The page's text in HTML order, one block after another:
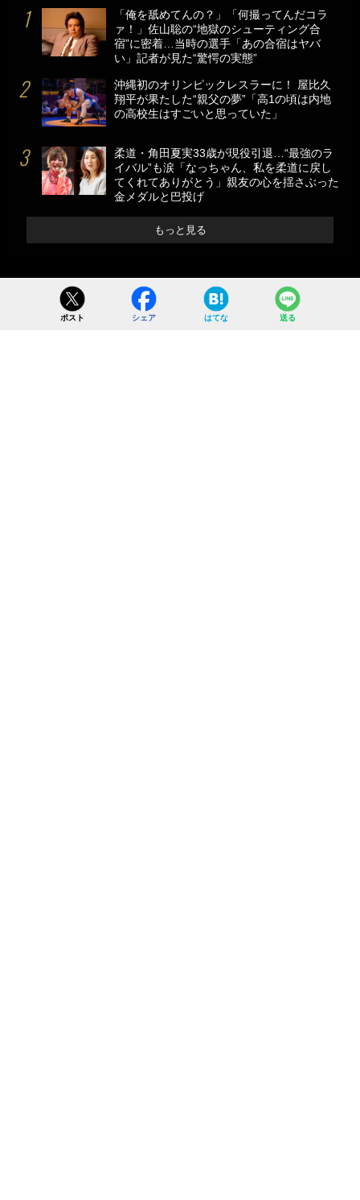
「俺を舐めてんの？」「何撮ってんだコラ
ァ！」佐山聡の“地獄のシューティング合
宿”に密着…当時の選手「あの合宿はヤバ
い」記者が見た“驚愕の実態”
沖縄初のオリンピックレスラーに！ 屋比久
翔平が果たした“親父の夢”「高1の頃は内地
の高校生はすごいと思っていた」
柔道・角田夏実33歳が現役引退…“最強のラ
イバル”も涙「なっちゃん、私を柔道に戻し
てくれてありがとう」親友の心を揺さぶった
金メダルと巴投げ
もっと見る
ポスト シェア はてな 送る